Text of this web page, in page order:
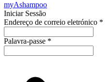
myAshampoo
Iniciar Sessão
Endereço de correio eletrónico *
Palavra-passe *